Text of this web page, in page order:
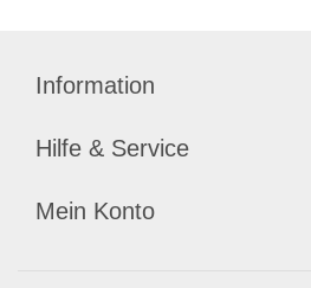
Information
Hilfe & Service
Mein Konto